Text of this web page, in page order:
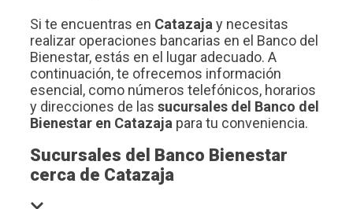
Si te encuentras en Catazaja y necesitas
realizar operaciones bancarias en el Banco del
Bienestar, estás en el lugar adecuado. A
continuación, te ofrecemos información
esencial, como números telefónicos, horarios
y direcciones de las sucursales del Banco del
Bienestar en Catazaja para tu conveniencia.
Sucursales del Banco Bienestar
cerca de Catazaja